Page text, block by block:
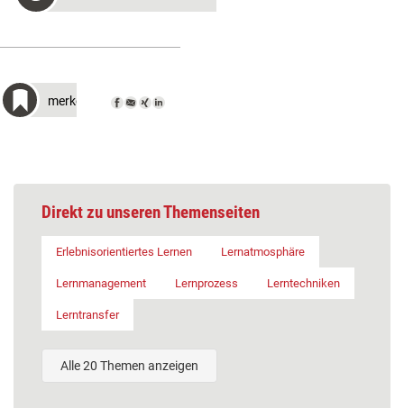
merken
Direkt zu unseren Themenseiten
Erlebnisorientiertes Lernen Lernatmosphäre
Lernmanagement Lernprozess Lerntechniken
Lerntransfer
Alle 20 Themen anzeigen